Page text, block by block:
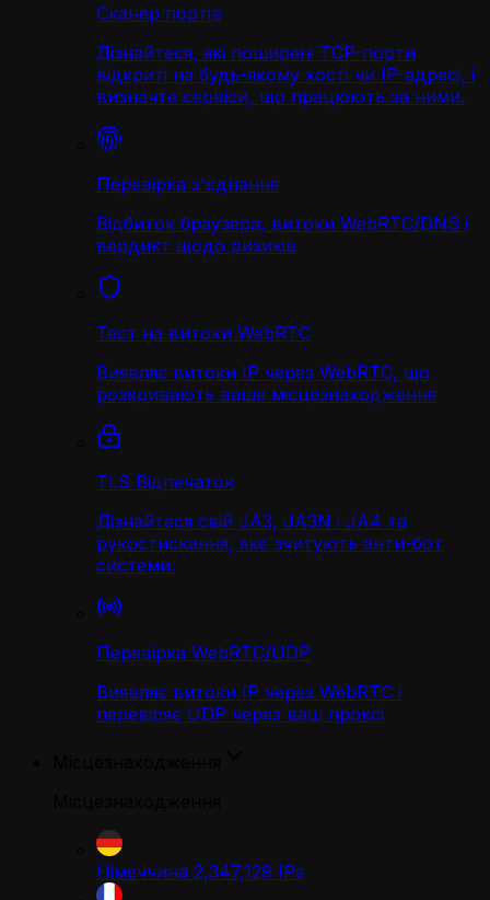
Сканер портів
Дізнайтеся, які поширені TCP-порти
відкриті на будь-якому хості чи IP-адресі, і
визначте сервіси, що працюють за ними.
Перевірка з'єднання
Відбиток браузера, витоки WebRTC/DNS і
вердикт щодо ризиків
Тест на витоки WebRTC
Виявляє витоки IP через WebRTC, що
розкривають ваше місцезнаходження
TLS Відпечаток
Дізнайтеся свій JA3, JA3N і JA4 та
рукостискання, яке зчитують анти-бот
системи.
Перевірка WebRTC/UDP
Виявляє витоки IP через WebRTC і
перевіряє UDP через ваш проксі
Німеччина 2,347,129 IPs